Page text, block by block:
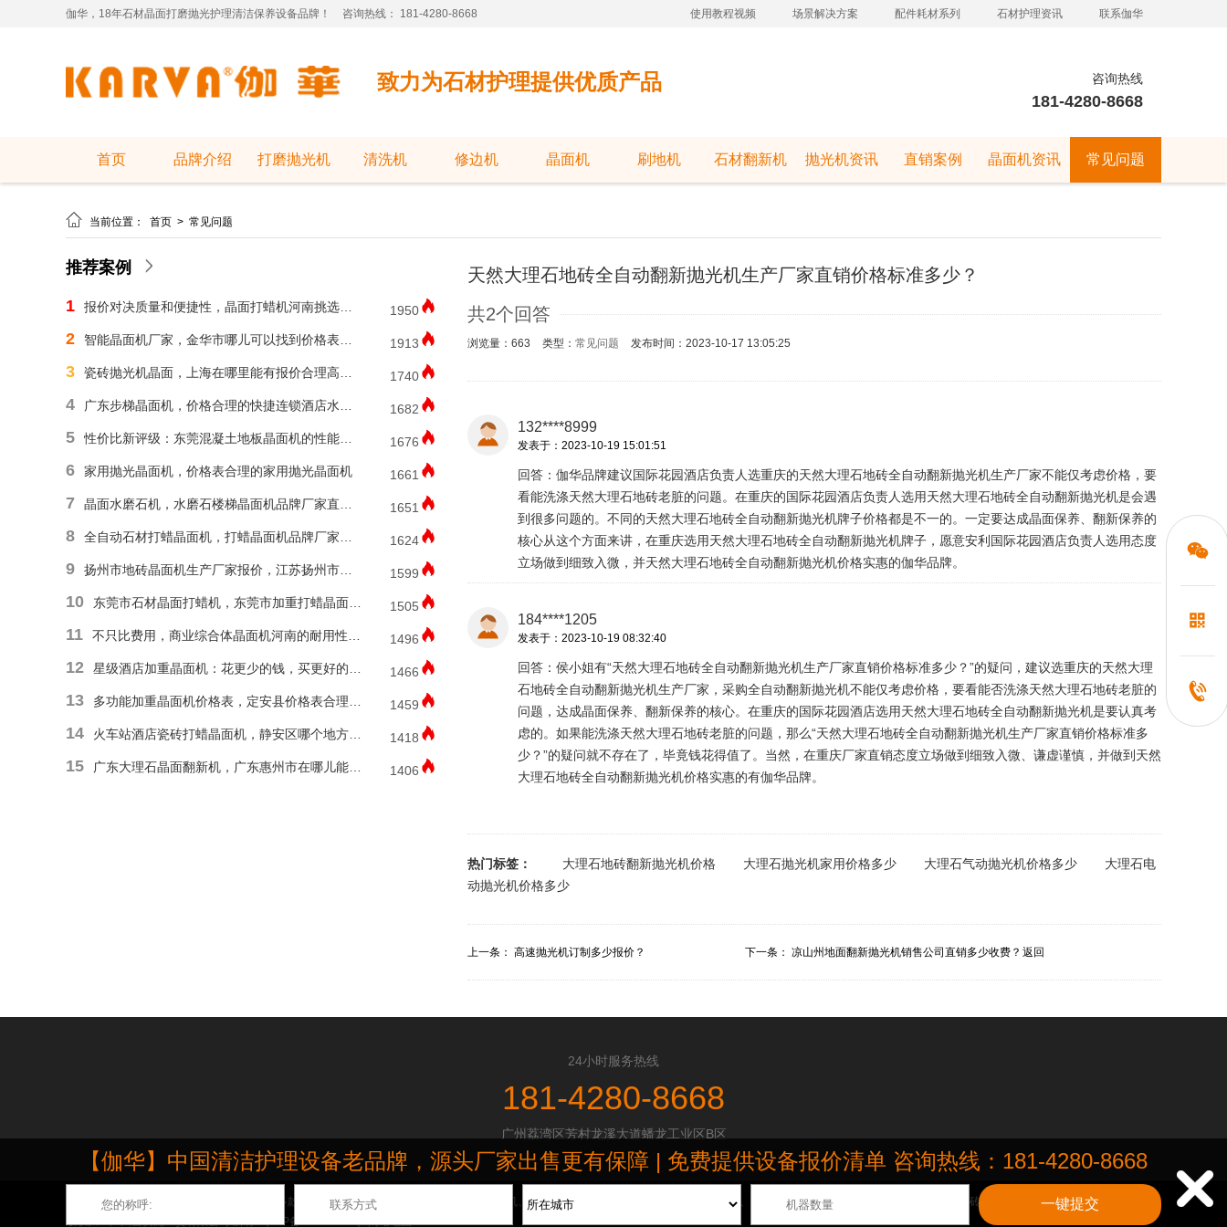
伽华，18年石材晶面打磨抛光护理清洁保养设备品牌！ 咨询热线： 181-4280-8668 使用教程视频 场景解决方案 配件耗材系列 石材护理资讯 联系伽华
致力为石材护理提供优质产品 咨询热线
181-4280-8668
首页 品牌介绍 打磨抛光机 清洗机 修边机 晶面机 刷地机 石材翻新机 抛光机资讯 直销案例 晶面机资讯 常见问题
 当前位置： 首页 > 常见问题
天然大理石地砖全自动翻新抛光机生产厂家直销价格标准多少？
共2个回答
浏览量：663 类型： 常见问题 发布时间：2023-10-17 13:05:25
132****8999
发表于：2023-10-19 15:01:51
回答：伽华品牌建议国际花园酒店负责人选重庆的天然大理石地砖全自动翻新抛光机生产厂家不能仅考虑价格，要
看能洗涤天然大理石地砖老脏的问题。在重庆的国际花园酒店负责人选用天然大理石地砖全自动翻新抛光机是会遇
到很多问题的。不同的天然大理石地砖全自动翻新抛光机牌子价格都是不一的。一定要达成晶面保养、翻新保养的
核心从这个方面来讲，在重庆选用天然大理石地砖全自动翻新抛光机牌子，愿意安利国际花园酒店负责人选用态度
立场做到细致入微，并天然大理石地砖全自动翻新抛光机价格实惠的伽华品牌。
184****1205
发表于：2023-10-19 08:32:40
回答：侯小姐有“天然大理石地砖全自动翻新抛光机生产厂家直销价格标准多少？”的疑问，建议选重庆的天然大理
石地砖全自动翻新抛光机生产厂家，采购全自动翻新抛光机不能仅考虑价格，要看能否洗涤天然大理石地砖老脏的
问题，达成晶面保养、翻新保养的核心。在重庆的国际花园酒店选用天然大理石地砖全自动翻新抛光机是要认真考
虑的。如果能洗涤天然大理石地砖老脏的问题，那么“天然大理石地砖全自动翻新抛光机生产厂家直销价格标准多
少？”的疑问就不存在了，毕竟钱花得值了。当然，在重庆厂家直销态度立场做到细致入微、谦虚谨慎，并做到天然
大理石地砖全自动翻新抛光机价格实惠的有伽华品牌。
热门标签： 大理石地砖翻新抛光机价格 大理石抛光机家用价格多少 大理石气动抛光机价格多少
大理石电
动抛光机价格多少
上一条： 高速抛光机订制多少报价？ 下一条： 凉山州地面翻新抛光机销售公司直销多少收费？ 返回
推荐案例
1 1950
2 1913
3 1740
4 1682
5 1676
6 家用抛光晶面机，价格表合理的家用抛光晶面机 1661
7 1651
8 1624
9 1599
10 1505
11 1496
12 1466
13 1459
14 1418
15 1406
24小时服务热线
181-4280-8668
广州荔湾区芳村龙溪大道蟠龙工业区B区
伽华品牌专业生产石材打磨抛光护理机,推出多款深受市场欢迎的地面打磨抛光机、地坪研磨机、地板打蜡机和地毯清洗机等,广泛应用于酒店、工厂车间、商场、写字楼等场景的大理石、瓷砖、水泥地、地毯多种材质地面地板.
版权归：广州吉安泥工贸有限公司 所有粤ICP备12025285号 网站地图
【伽华】中国清洁护理设备老品牌，源头厂家出售更有保障 | 免费提供设备报价清单 咨询热线：181-4280-8668
